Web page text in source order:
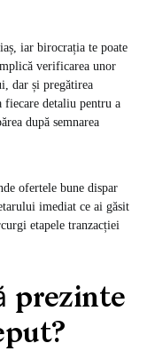
iar birocrația te poate
verificarea unor
dar și pregătirea
detaliu pentru a
după semnarea
ofertele bune dispar
imediat ce ai găsit
etapele tranzacției
prezinte